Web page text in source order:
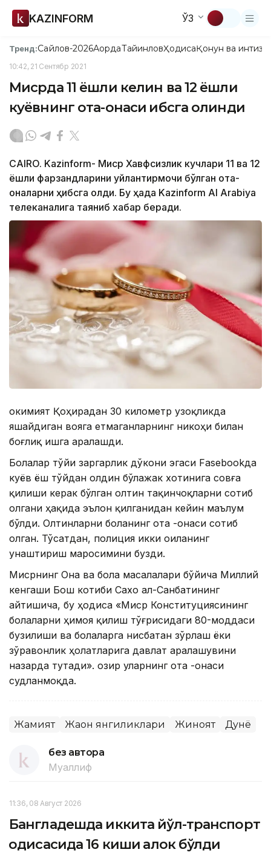
KAZINFORM ЎЗ
Тренд:Сайлов-2026АқордаТайинловҲодисаҚонун ва
10:42, 21 Сентябр 2021
Мисрда 11 ёшли келин ва 12 ёшли
куёвнинг ота-онаси ҳибсга олинди
CAIRO. Kazinform- Миср Хавфсизлик кучлари 11 ва 12
ёшли фарзандларини уйлантирмоқчи бўлган ота-
оналарни ҳибсга олди. Бу ҳақда Kazinform Al Arabiya
телеканалига таяниб хабар беради.
Ҳокимият Қоҳирадан 30 километр узоқликда
яшайдиган вояга етмаганларнинг никоҳи билан
боғлиқ ишга аралашди.
Болалар тўйи заргарлик дўкони эгаси Fasebookда
куёв ёш тўйдан олдин бўлажак хотинига совға
қилиши керак бўлган олтин тақинчоқларни сотиб
олгани ҳақида эълон қилганидан кейин маълум
бўлди. Олтинларни боланинг ота -онаси сотиб
олган. Тўсатдан, полиция икки оиланинг
унаштириш маросимини бузди.
Мисрнинг Она ва бола масалалари бўйича Миллий
кенгаши Бош котиби Сахо ал-Санбатининг
айтишича, бу ҳодиса «Миср Конституциясининг
болаларни ҳимоя қилиш тўғрисидаги 80-моддаси
бузилиши ва болаларга нисбатан зўрлаш ёки
зўравонлик ҳолатларига давлат аралашувини
назарда тутади». Ҳозир уларнинг ота -онаси
судланмоқда.
Жамият Жаҳон янгиликлари Жиноят Дунё
без автора
Муаллиф
11:36, 08 Август 2026
Бангладешда иккита йўл-транспорт
ҳодисасида 16 киши ҳалок бўлди